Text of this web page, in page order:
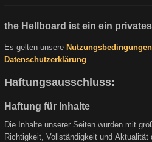
the Hellboard ist ein ein
Es gelten unsere Nutzungsbedingungen
Datenschutzerklärung
Haftungsausschluss:
Haftung für Inhalte
Die Inhalte unserer Seiten wurden mit
Richtigkeit, Vollständigkeit und Aktualität